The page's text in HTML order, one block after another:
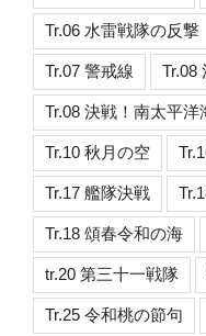
Tr.06 水雷戦隊の反撃
Tr.07 警戒線 Tr.08
Tr.08 決戦！南太平洋
Tr.10 秋月の空
Tr.17 艦隊決戦
Tr.18 頌春令和の海
tr.20 第三十一戦隊
Tr.25 令和桃の節句